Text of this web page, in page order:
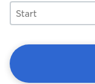
Start